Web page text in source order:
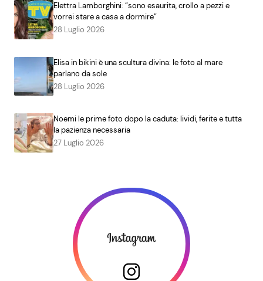
Elettra Lamborghini: “sono esaurita, crollo a pezzi e
vorrei stare a casa a dormire”
28 Luglio 2026
Elisa in bikini è una scultura divina: le foto al mare
parlano da sole
28 Luglio 2026
Noemi le prime foto dopo la caduta: lividi, ferite e tutta
la pazienza necessaria
27 Luglio 2026